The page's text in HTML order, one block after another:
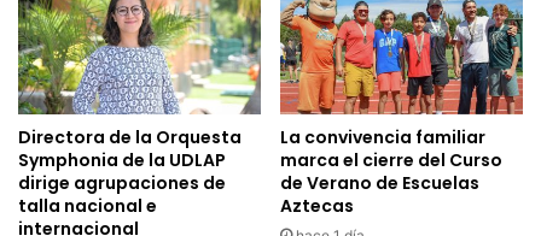
Directora de la Orquesta
Symphonia de la UDLAP
dirige agrupaciones de
talla nacional e
internacional
La convivencia familiar
marca el cierre del Curso
de Verano de Escuelas
Aztecas